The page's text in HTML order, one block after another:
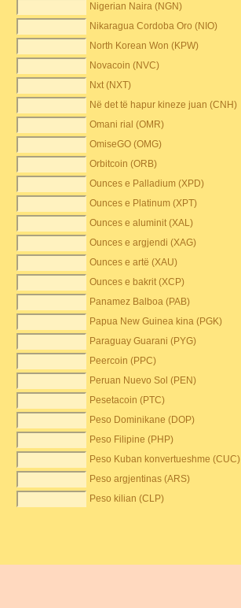
Nigerian Naira (NGN)
Nikaragua Cordoba Oro (NIO)
North Korean Won (KPW)
Novacoin (NVC)
Nxt (NXT)
Në det të hapur kineze juan (CNH)
Omani rial (OMR)
OmiseGO (OMG)
Orbitcoin (ORB)
Ounces e Palladium (XPD)
Ounces e Platinum (XPT)
Ounces e aluminit (XAL)
Ounces e argjendi (XAG)
Ounces e artë (XAU)
Ounces e bakrit (XCP)
Panamez Balboa (PAB)
Papua New Guinea kina (PGK)
Paraguay Guarani (PYG)
Peercoin (PPC)
Peruan Nuevo Sol (PEN)
Pesetacoin (PTC)
Peso Dominikane (DOP)
Peso Filipine (PHP)
Peso Kuban konvertueshme (CUC)
Peso argjentinas (ARS)
Peso kilian (CLP)